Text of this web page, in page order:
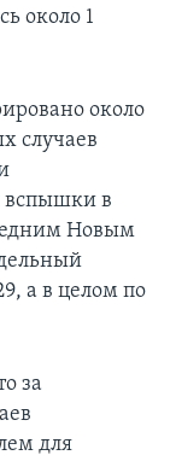
около 1
около
случаев
вспышки в
Новым
а в целом по
за
для